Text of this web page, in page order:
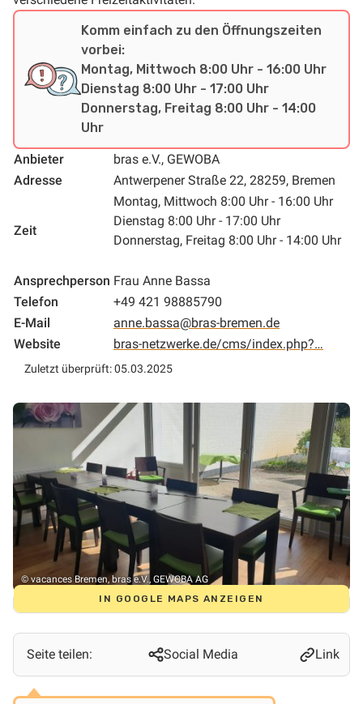
Komm einfach zu den Öffnungszeiten
vorbei:
Montag, Mittwoch 8:00 Uhr - 16:00 Uhr
Dienstag 8:00 Uhr - 17:00 Uhr
Donnerstag, Freitag 8:00 Uhr - 14:00
Uhr
Anbieter
bras e.V., GEWOBA
Adresse
Antwerpener Straße 22, 28259, Bremen
Zeit
Montag, Mittwoch 8:00 Uhr - 16:00 Uhr
Dienstag 8:00 Uhr - 17:00 Uhr
Donnerstag, Freitag 8:00 Uhr - 14:00 Uhr
Ansprechperson Frau Anne Bassa
Telefon
+49 421 98885790
E-Mail
anne.bassa@bras-bremen.de
Website
bras-netzwerke.de/cms/index.php?…
Zuletzt überprüft: 05.03.2025
© vacances Bremen, bras e.V., GEWOBA AG
IN GOOGLE MAPS ANZEIGEN
Seite teilen: Social Media Link